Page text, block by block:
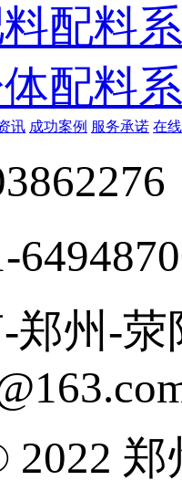
配料
配料
讯 成功案例 服务承诺 在
郑州-
2022